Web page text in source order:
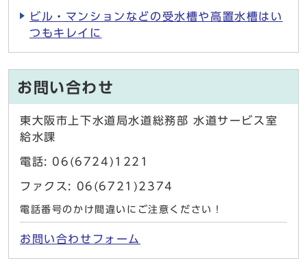
ビル・マンションなどの受水槽や高置水槽はい
つもキレイに
お問い合わせ
東大阪市上下水道局水道総務部 水道サービス室
給水課
電話: 06(6724)1221
ファクス: 06(6721)2374
電話番号のかけ間違いにご注意ください！
お問い合わせフォーム